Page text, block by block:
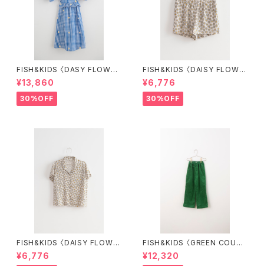
FISH&KIDS 〈DASY FLOWER
S DRESS〉
¥13,860
30%OFF
FISH&KIDS 〈DAISY FLOWE
R SHORT〉
¥6,776
30%OFF
FISH&KIDS 〈DAISY FLOWE
R SHIRT〉
¥6,776
FISH&KIDS 〈GREEN COURD
ORY〉
¥12,320